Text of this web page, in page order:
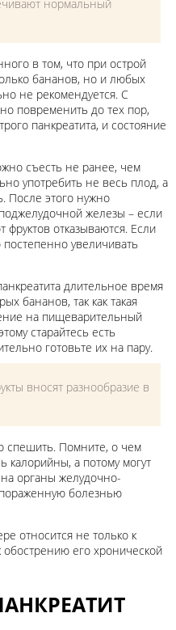
нормальный
в том, что при острой
бананов, но и любых
не рекомендуется. С
повременить до тех пор,
панкреатита, и состояние
съесть не ранее, чем
употребить не весь плод, а
После этого нужно
железы – если
фруктов отказываются. Если
увеличивать
длительное время
бананов, так как такая
на пищеварительный
старайтесь есть
готовьте их на пару.
вносят разнообразие в
спешить. Помните, о чем
а потому могут
органы желудочно-
болезнью
относится не только к
обострению его хронической